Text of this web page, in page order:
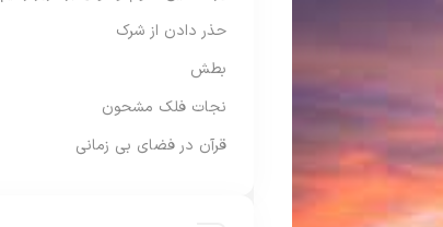
حذر دادن از شرک
بطش
نجات فلک مشحون
قرآن در فضای بی زمانی